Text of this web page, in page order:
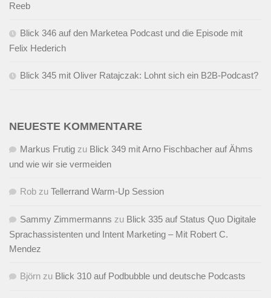
Reeb
Blick 346 auf den Marketea Podcast und die Episode mit
Felix Hederich
Blick 345 mit Oliver Ratajczak: Lohnt sich ein B2B-Podcast?
NEUESTE KOMMENTARE
Markus Frutig zu Blick 349 mit Arno Fischbacher auf Ähms
und wie wir sie vermeiden
Rob zu Tellerrand Warm-Up Session
Sammy Zimmermanns zu Blick 335 auf Status Quo Digitale
Sprachassistenten und Intent Marketing – Mit Robert C.
Mendez
Björn zu Blick 310 auf Podbubble und deutsche Podcasts